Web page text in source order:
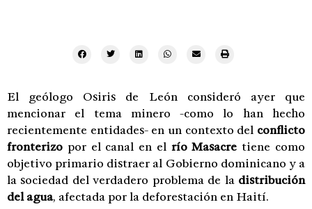
El geólogo Osiris de León consideró ayer que
mencionar el tema minero -como lo han hecho
recientemente entidades- en un contexto del conflicto
fronterizo por el canal en el río Masacre tiene como
objetivo primario distraer al Gobierno dominicano y a
la sociedad del verdadero problema de la distribución
del agua, afectada por la deforestación en Haití.